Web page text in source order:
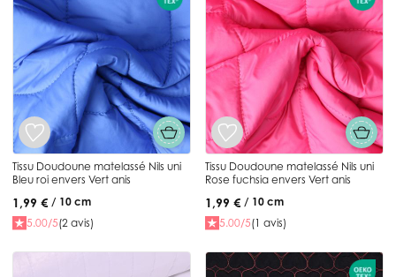
Tissu Doudoune matelassé Nils uni
Bleu roi envers Vert anis
1,99 € / 10 cm
5.00/5(2 avis)
Tissu Doudoune matelassé Nils uni
Rose fuchsia envers Vert anis
1,99 € / 10 cm
5.00/5(1 avis)